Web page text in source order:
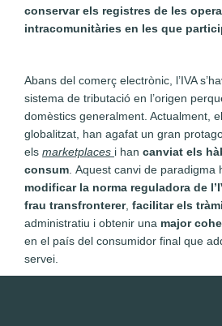
conservar els registres de les
intracomunitàries en les que
Abans del comerç electrònic, l’IVA
sistema de tributació en l’origen
domèstics generalment. Actualment,
globalitzat, han agafat un gran
els marketplaces i han canviat els
consum . Aquest canvi de
modificar la norma reguladora de
frau transfronterer, facilitar els
administratiu i obtenir una major
en el país del consumidor final que
servei.